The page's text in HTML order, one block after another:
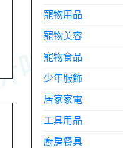
寵物用品
寵物美容
寵物食品
少年服飾
居家家電
工具用品
廚房餐具